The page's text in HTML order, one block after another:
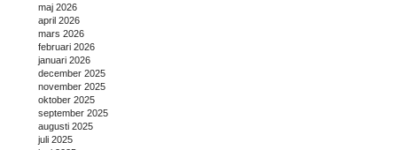
maj 2026
april 2026
mars 2026
februari 2026
januari 2026
december 2025
november 2025
oktober 2025
september 2025
augusti 2025
juli 2025